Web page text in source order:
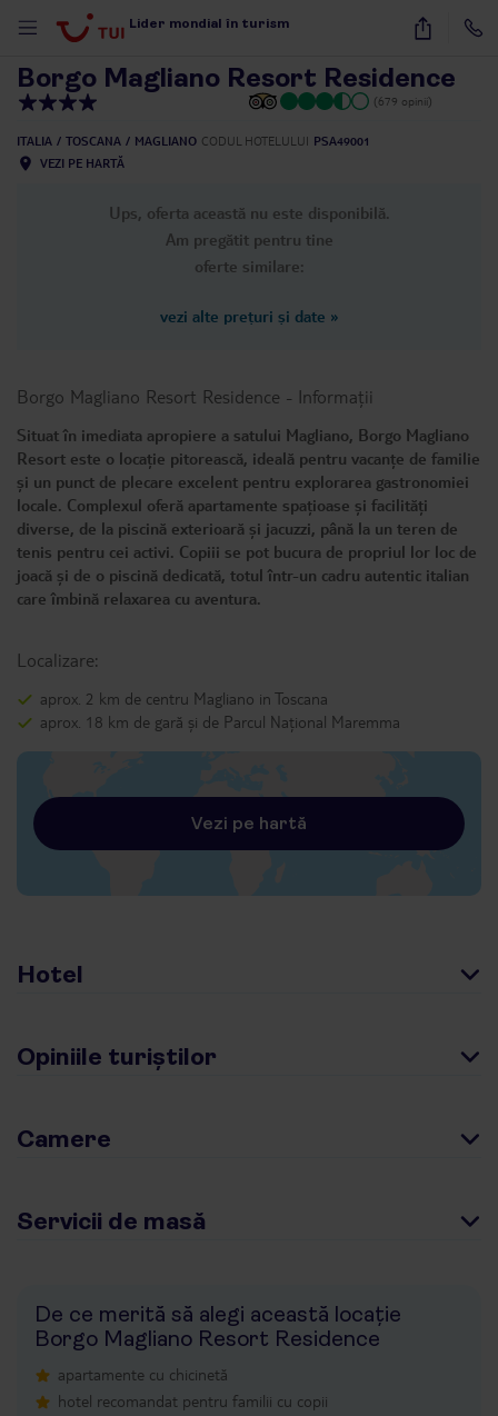
Lider mondial în turism 14
Borgo Magliano Resort Residence
(679 opinii)
ITALIA TOSCANA MAGLIANO CODUL HOTELULUI PSA49001
VEZI PE HARTĂ
Ups, oferta această nu este disponibilă.
Am pregătit pentru tine
oferte similare:
vezi alte prețuri și date »
Borgo Magliano Resort Residence - Informații
Situat în imediata apropiere a satului Magliano, Borgo Magliano
Resort este o locație pitorească, ideală pentru vacanțe de familie
și un punct de plecare excelent pentru explorarea gastronomiei
locale. Complexul oferă apartamente spațioase și facilități
diverse, de la piscină exterioară și jacuzzi, până la un teren de
tenis pentru cei activi. Copiii se pot bucura de propriul lor loc de
joacă și de o piscină dedicată, totul într-un cadru autentic italian
care îmbină relaxarea cu aventura.
Localizare:
aprox. 2 km de centru Magliano in Toscana
aprox. 18 km de gară și de Parcul Național Maremma
Vezi pe hartă
Hotel
Opiniile turiștilor
Camere
Servicii de masă
De ce merită să alegi această locație
Borgo Magliano Resort Residence
apartamente cu chicinetă
hotel recomandat pentru familii cu copii